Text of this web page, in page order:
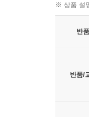
※ 상품 설
반
반품/